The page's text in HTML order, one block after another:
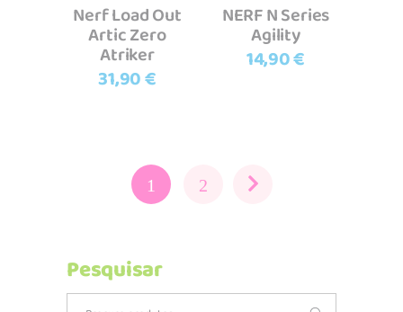
Nerf Load Out
Artic Zero
Atriker
31,90€
NERF N Series
Agility
14,90€
1 2
Pesquisar